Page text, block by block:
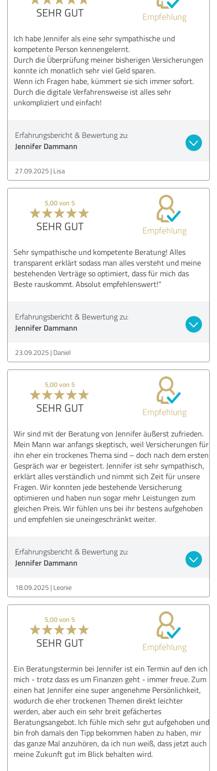
SEHR GUT Empfehlung
Ich habe Jennifer als eine sehr sympathische und
kompetente Person kennengelernt.
Durch die Überprüfung meiner bisherigen Versicherungen
konnte ich monatlich sehr viel Geld sparen.
Wenn ich Fragen habe, kümmert sie sich immer sofort.
Durch die digitale Verfahrensweise ist alles sehr
unkompliziert und einfach!
Erfahrungsbericht & Bewertung zu:
Jennifer Dammann
27.09.2025 Lisa
5,00 von 5
SEHR GUT Empfehlung
Sehr sympathische und kompetente Beratung! Alles
transparent erklärt sodass man alles versteht und meine
bestehenden Verträge so optimiert, dass für mich das
Beste rauskommt. Absolut empfehlenswert!“
Erfahrungsbericht & Bewertung zu:
Jennifer Dammann
23.09.2025 Daniel
5,00 von 5
SEHR GUT Empfehlung
Wir sind mit der Beratung von Jennifer äußerst zufrieden.
Mein Mann war anfangs skeptisch, weil Versicherungen für
ihn eher ein trockenes Thema sind – doch nach dem ersten
Gespräch war er begeistert. Jennifer ist sehr sympathisch,
erklärt alles verständlich und nimmt sich Zeit für unsere
Fragen. Wir konnten jede bestehende Versicherung
optimieren und haben nun sogar mehr Leistungen zum
gleichen Preis. Wir fühlen uns bei ihr bestens aufgehoben
und empfehlen sie uneingeschränkt weiter.
Erfahrungsbericht & Bewertung zu:
Jennifer Dammann
18.09.2025 Leonie
5,00 von 5
SEHR GUT Empfehlung
Ein Beratungstermin bei Jennifer ist ein Termin auf den ich
mich - trotz dass es um Finanzen geht - immer freue. Zum
einen hat Jennifer eine super angenehme Persönlichkeit,
wodurch die eher trockenen Themen direkt leichter
werden, aber auch ein sehr breit gefächertes
Beratungsangebot. Ich fühle mich sehr gut aufgehoben und
bin froh damals den Tipp bekommen haben zu haben, mir
das ganze Mal anzuhören, da ich nun weiß, dass jetzt auch
meine Zukunft gut im Blick behalten wird.